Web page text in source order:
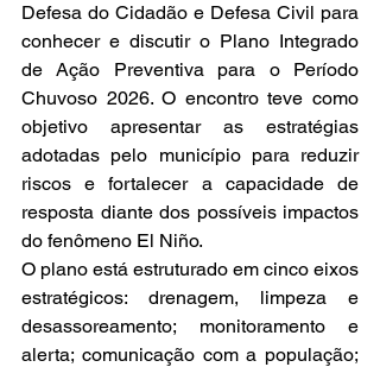
Defesa do Cidadão e Defesa Civil para
conhecer e discutir o Plano Integrado
de Ação Preventiva para o Período
Chuvoso 2026. O encontro teve como
objetivo apresentar as estratégias
adotadas pelo município para reduzir
riscos e fortalecer a capacidade de
resposta diante dos possíveis impactos
do fenômeno El Niño.
O plano está estruturado em cinco eixos
estratégicos: drenagem, limpeza e
desassoreamento; monitoramento e
alerta; comunicação com a população;